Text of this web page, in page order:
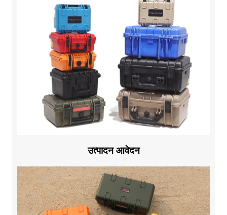
उत्पादन आवेदन